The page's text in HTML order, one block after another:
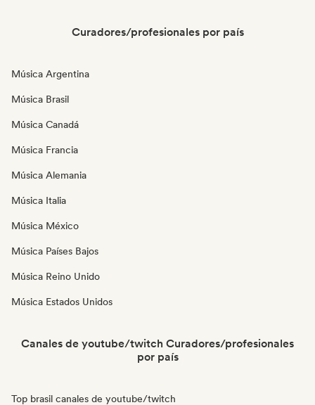
Curadores/profesionales por país
Música Argentina
Música Brasil
Música Canadá
Música Francia
Música Alemania
Música Italia
Música México
Música Países Bajos
Música Reino Unido
Música Estados Unidos
Canales de youtube/twitch Curadores/profesionales
por país
Top brasil canales de youtube/twitch